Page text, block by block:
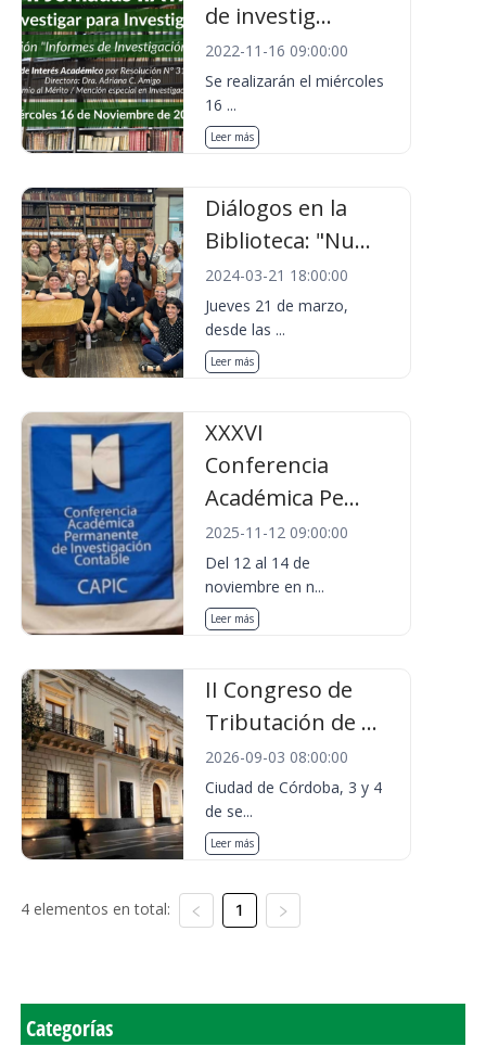
de investig...
2022-11-16 09:00:00
Se realizarán el miércoles
16 ...
Leer más
Diálogos en la
Biblioteca: "Nu...
2024-03-21 18:00:00
Jueves 21 de marzo,
desde las ...
Leer más
XXXVI
Conferencia
Académica Pe...
2025-11-12 09:00:00
Del 12 al 14 de
noviembre en n...
Leer más
II Congreso de
Tributación de ...
2026-09-03 08:00:00
Ciudad de Córdoba, 3 y 4
de se...
Leer más
4 elementos en total: 1
Categorías